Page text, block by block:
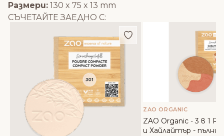
Размери: 130 x 75 x 13 mm
СЪЧЕТАЙТЕ ЗАЕДНО С:
Добави в любими
ZAO ORGANIC
ZAO Organic - 3 в 1
и Хайлайтър -